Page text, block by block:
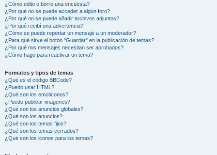
¿Cómo edito o borro una encuesta?
¿Por qué no se puede acceder a algún foro?
¿Por qué no se puede añadir archivos adjuntos?
¿Por qué recibí una advertencia?
¿Cómo se puede reportar un mensaje a un moderador?
¿Para qué sirve el botón "Guardar" en la publicación de temas?
¿Por qué mis mensajes necesitan ser aprobados?
¿Cómo hago para reactivar un tema?
Formatos y tipos de temas
¿Qué es el código BBCode?
¿Puedo usar HTML?
¿Qué son los emoticonos?
¿Puedo publicar imagenes?
¿Qué son los anuncios globales?
¿Qué son los anuncios?
¿Qué son los temas fijos?
¿Qué son los temas cerrados?
¿Qué son los iconos para los temas?